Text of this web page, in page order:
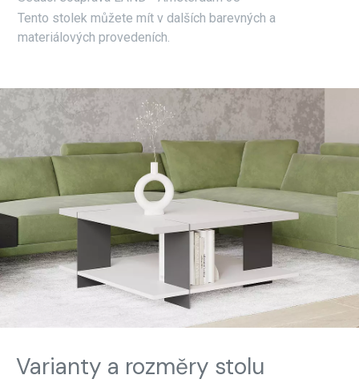
Tento stolek můžete mít v dalších barevných a
materiálových provedeních.
Varianty a rozměry stolu